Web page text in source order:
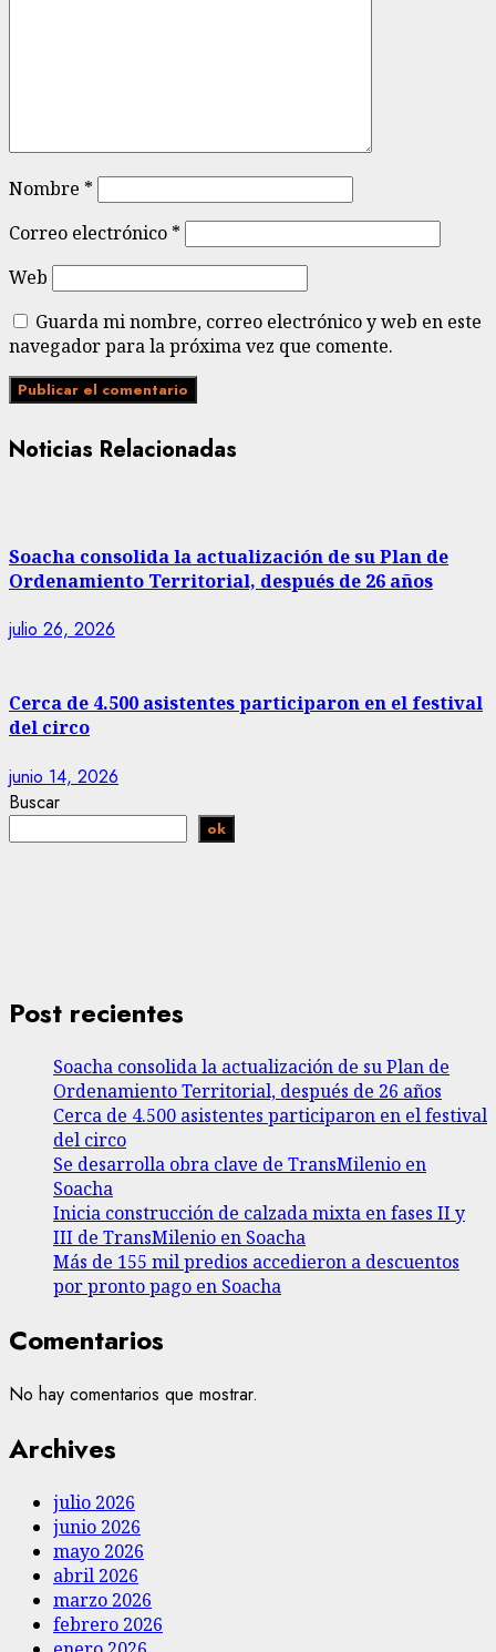
Nombre *
Correo electrónico *
Web
Guarda mi nombre, correo electrónico y web en este
navegador para la próxima vez que comente.
Noticias Relacionadas
Soacha consolida la actualización de su Plan de
Ordenamiento Territorial, después de 26 años
julio 26, 2026
Cerca de 4.500 asistentes participaron en el festival
del circo
junio 14, 2026
Buscar
ok
Post recientes
Soacha consolida la actualización de su Plan de
Ordenamiento Territorial, después de 26 años
Cerca de 4.500 asistentes participaron en el festival
del circo
Se desarrolla obra clave de TransMilenio en
Soacha
Inicia construcción de calzada mixta en fases II y
III de TransMilenio en Soacha
Más de 155 mil predios accedieron a descuentos
por pronto pago en Soacha
Comentarios
No hay comentarios que mostrar.
Archives
julio 2026
junio 2026
mayo 2026
abril 2026
marzo 2026
febrero 2026